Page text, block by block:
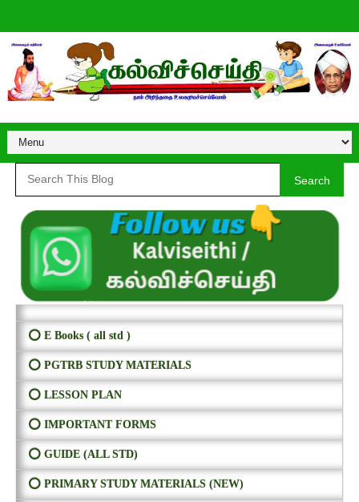
Search
⭕ E Books ( all std )
⭕ PGTRB STUDY MATERIALS
⭕ LESSON PLAN
⭕ IMPORTANT FORMS
⭕ GUIDE (ALL STD)
⭕ PRIMARY STUDY MATERIALS (NEW)